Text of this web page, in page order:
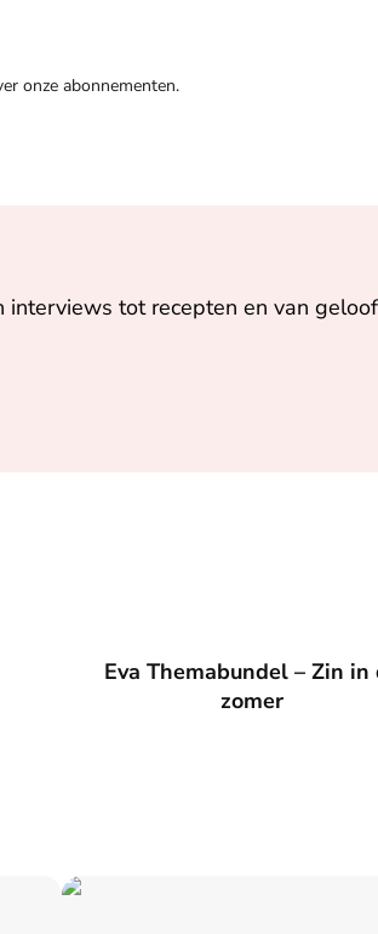
onze abonnementen.
tot recepten en van
Eva Themabundel – Zin in
zomer
Eva Themabundel – Zin in de